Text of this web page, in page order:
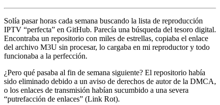
Solía pasar horas cada semana buscando la lista de reproducción
IPTV “perfecta” en GitHub. Parecía una búsqueda del tesoro digital.
Encontraba un repositorio con miles de estrellas, copiaba el enlace
del archivo M3U sin procesar, lo cargaba en mi reproductor y todo
funcionaba a la perfección.
¿Pero qué pasaba al fin de semana siguiente? El repositorio había
sido eliminado debido a un aviso de derechos de autor de la DMCA,
o los enlaces de transmisión habían sucumbido a una severa
“putrefacción de enlaces” (Link Rot).